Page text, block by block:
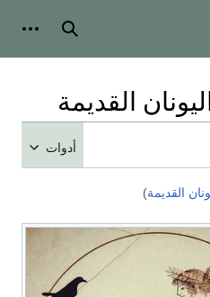
بحث
القديمة
أدوات
القديمة)